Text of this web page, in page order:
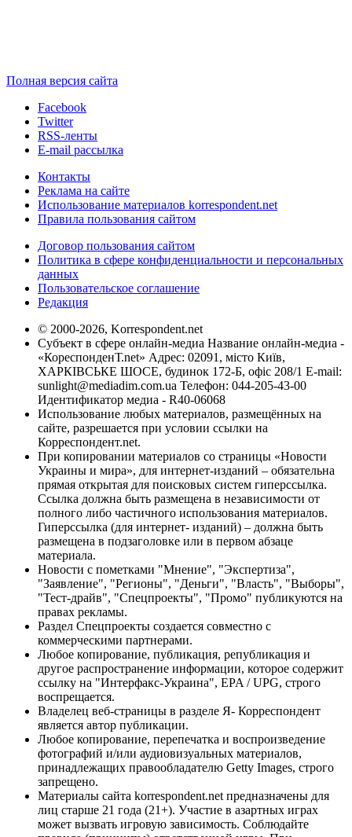
Полная версия сайта
Facebook
Twitter
RSS-ленты
E-mail рассылка
Контакты
Реклама на сайте
Использование материалов korrespondent.net
Правила пользования сайтом
Договор пользования сайтом
Политика в сфере конфиденциальности и персональных
данных
Пользовательское соглашение
Редакция
© 2000-2026, Korrespondent.net
Субъект в сфере онлайн-медиа Название онлайн-медиа -
«КореспонденТ.net» Адрес: 02091, місто Київ,
ХАРКІВСЬКЕ ШОСЕ, будинок 172-Б, офіс 208/1 E-mail:
sunlight@mediadim.com.ua Телефон: 044-205-43-00
Идентификатор медиа - R40-06068
Использование любых материалов, размещённых на
сайте, разрешается при условии ссылки на
Корреспондент.net.
При копировании материалов со страницы «Новости
Украины и мира», для интернет-изданий – обязательна
прямая открытая для поисковых систем гиперссылка.
Ссылка должна быть размещена в независимости от
полного либо частичного использования материалов.
Гиперссылка (для интернет- изданий) – должна быть
размещена в подзаголовке или в первом абзаце
материала.
Новости с пометками "Мнение", "Экспертиза",
"Заявление", "Регионы", "Деньги", "Власть", "Выборы",
"Тест-драйв", "Спецпроекты", "Промо" публикуются на
правах рекламы.
Раздел Спецпроекты создается совместно с
коммерческими партнерами.
Любое копирование, публикация, републикация и
другое распространение информации, которое содержит
ссылку на "Интерфакс-Украина", EPA / UPG, строго
воспрещается.
Владелец веб-страницы в разделе Я- Корреспондент
является автор публикации.
Любое копирование, перепечатка и воспроизведение
фотографий и/или аудиовизуальных материалов,
принадлежащих правообладателю Getty Images, строго
запрещено.
Материалы сайта korrespondent.net предназначены для
лиц старше 21 года (21+). Участие в азартных играх
может вызвать игровую зависимость. Соблюдайте